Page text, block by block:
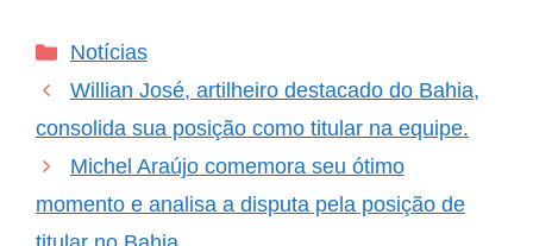
transferências no futebol
brasileiro tem gerado
ansiedade e expectativa.
Quando falamos de
que tem chamado
atenção…
Categorias
Notícias
Willian José, artilheiro destacado do Bahia,
consolida sua posição como titular na equipe.
Michel Araújo comemora seu ótimo
momento e analisa a disputa pela posição de